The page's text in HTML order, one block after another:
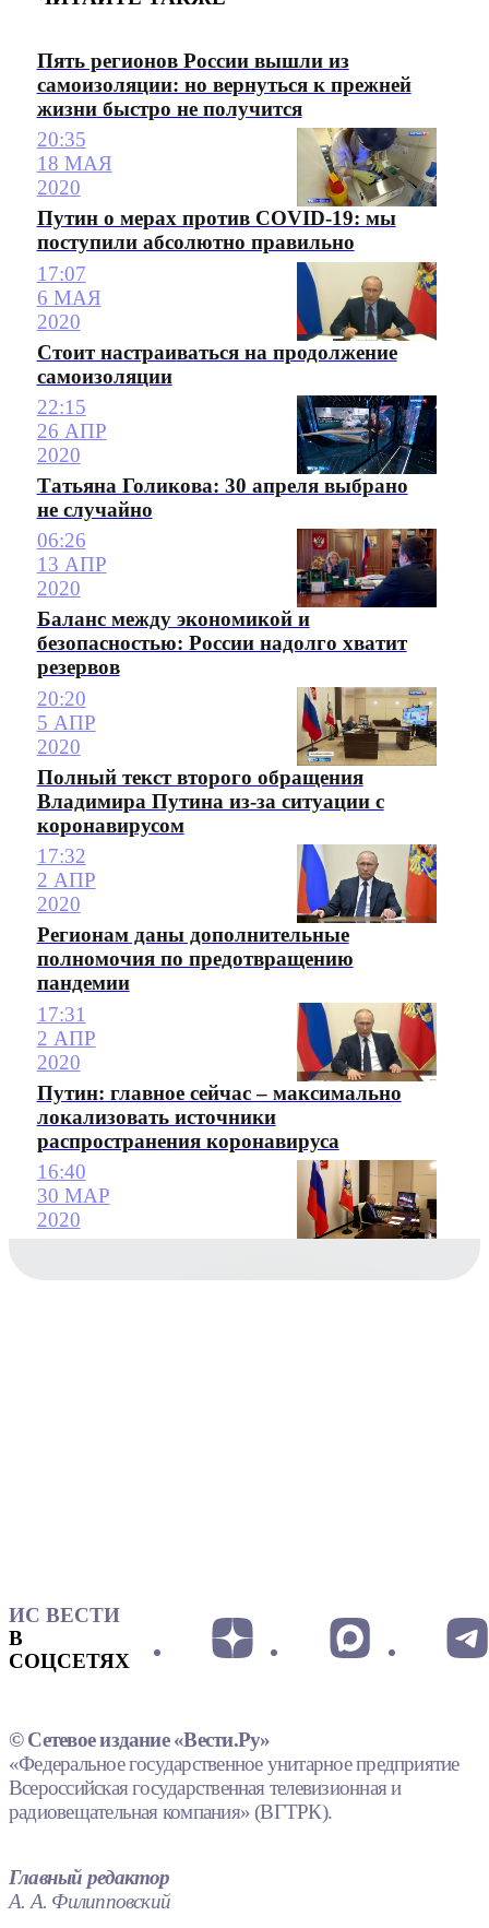
Пять регионов России вышли из
самоизоляции: но вернуться к прежней
жизни быстро не получится
20:35
18 МАЯ
2020
Путин о мерах против COVID-19: мы
поступили абсолютно правильно
17:07
6 МАЯ
2020
Стоит настраиваться на продолжение
самоизоляции
22:15
26 АПР
2020
Татьяна Голикова: 30 апреля выбрано
не случайно
06:26
13 АПР
2020
Баланс между экономикой и
безопасностью: России надолго хватит
резервов
20:20
5 АПР
2020
Полный текст второго обращения
Владимира Путина из-за ситуации с
коронавирусом
17:32
2 АПР
2020
Регионам даны дополнительные
полномочия по предотвращению
пандемии
17:31
2 АПР
2020
Путин: главное сейчас – максимально
локализовать источники
распространения коронавируса
16:40
30 МАР
2020
ИС ВЕСТИ
В
СОЦСЕТЯХ
© Сетевое издание «Вести.Ру»
«Федеральное государственное унитарное предприятие
Всероссийская государственная телевизионная и
радиовещательная компания» (ВГТРК).
Главный редактор
А. А. Филипповский